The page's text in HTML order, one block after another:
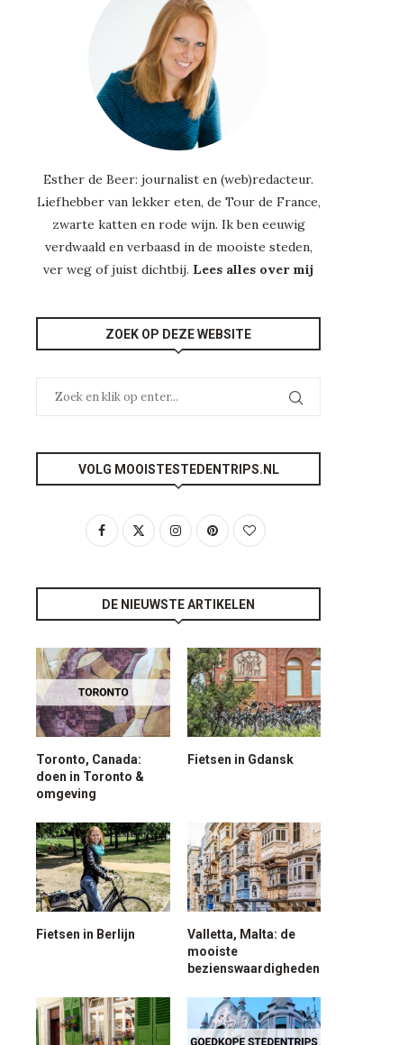
Esther de Beer: journalist en (web)redacteur.
Liefhebber van lekker eten, de Tour de France,
zwarte katten en rode wijn. Ik ben eeuwig
verdwaald en verbaasd in de mooiste steden,
ver weg of juist dichtbij. Lees alles over mij
ZOEK OP DEZE WEBSITE
VOLG MOOISTESTEDENTRIPS.NL
DE NIEUWSTE ARTIKELEN
Toronto, Canada:
doen in Toronto &
omgeving
Fietsen in Gdansk
Fietsen in Berlijn
Valletta, Malta: de
mooiste
bezienswaardigheden